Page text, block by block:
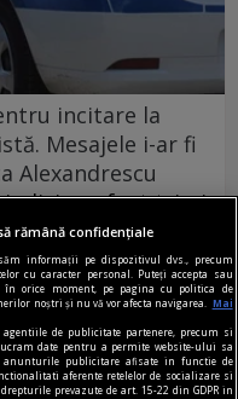
incitare la
Mesajele i-ar fi
Alexandrescu
a fost trimis
de pe lângă
fiind acuzat
la violență, ură și
unor
xenofobe și rasiste.
rămână confidențiale
informații pe dispozitivul dvs., precum
cu caracter personal. Puteți accepta sau
orice moment, pe pagina cu politica de
noștri și nu vă vor afecta navigarea.
Mai
de publicitate partenere, precum si
date pentru a permite website-ului sa
publicitare afisate in functie de
aferente retelelor de socializare si
prevazute de art. 15-22 din GDPR in